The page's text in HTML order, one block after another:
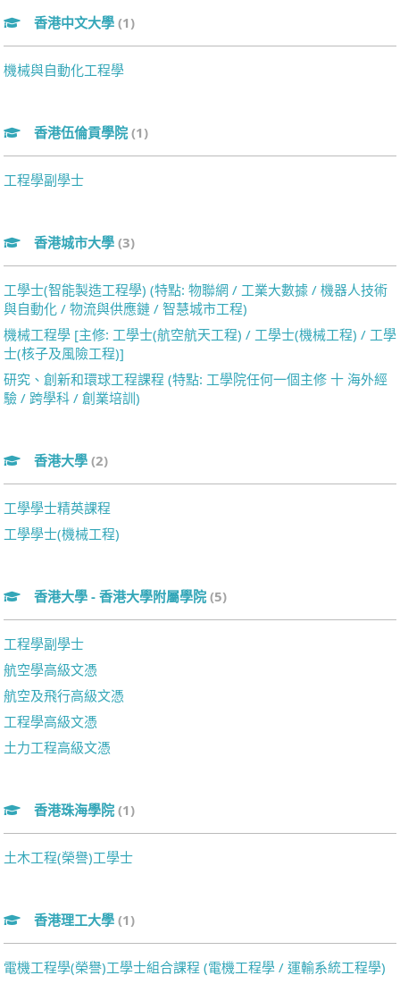
香港中文大學 (1)
機械與自動化工程學
香港伍倫貢學院 (1)
工程學副學士
香港城市大學 (3)
工學士(智能製造工程學) (特點: 物聯網 / 工業大數據 / 機器人技術
與自動化 / 物流與供應鏈 / 智慧城市工程)
機械工程學 [主修: 工學士(航空航天工程) / 工學士(機械工程) / 工學
士(核子及風險工程)]
研究、創新和環球工程課程 (特點: 工學院任何一個主修 十 海外經
驗 / 跨學科 / 創業培訓)
香港大學 (2)
工學學士精英課程
工學學士(機械工程)
香港大學 - 香港大學附屬學院 (5)
工程學副學士
航空學高級文憑
航空及飛行高級文憑
工程學高級文憑
土力工程高級文憑
香港珠海學院 (1)
土木工程(榮譽)工學士
香港理工大學 (1)
電機工程學(榮譽)工學士組合課程 (電機工程學 / 運輸系統工程學)